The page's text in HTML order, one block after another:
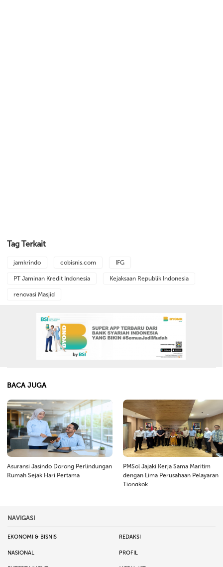
Tag Terkait
jamkrindo cobisnis.com IFG
PT Jaminan Kredit Indonesia Kejaksaan Republik Indonesia
renovasi Masjid
BACA JUGA
Asuransi Jasindo Dorong Perlindungan
Rumah Sejak Hari Pertama
PMSol Jajaki Kerja Sama Maritim
dengan Lima Perusahaan Pelayaran
Tiongkok
NAVIGASI
EKONOMI & BISNIS REDAKSI
NASIONAL PROFIL